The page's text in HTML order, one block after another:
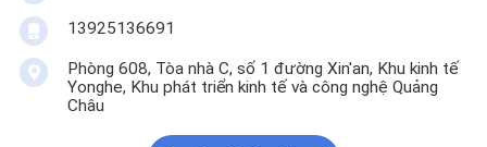
13925136691
Phòng 608, Tòa nhà C, số 1 đường Xin'an, Khu kinh tế
Yonghe, Khu phát triển kinh tế và công nghệ Quảng
Châu